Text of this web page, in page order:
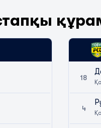
18
4